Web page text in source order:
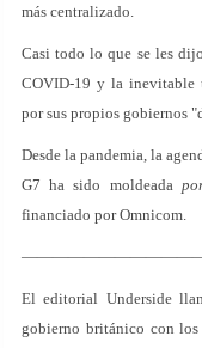
más centralizado.
Casi todo lo que se les
COVID-19 y la inevitable
por sus propios gobiernos
Desde la pandemia, la
G7 ha sido moldeada
financiado por Omnicom.
El editorial Underside
gobierno británico con